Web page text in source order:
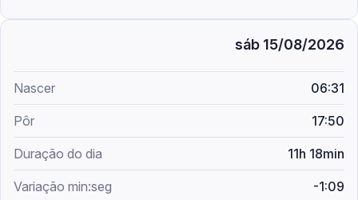
sáb 15/08/2026
06:31
17:50
11h 18min
-1:09